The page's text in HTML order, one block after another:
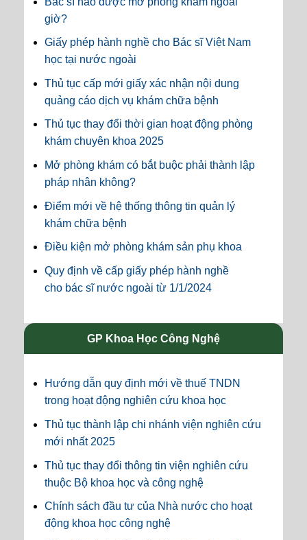
giờ?
Giấy phép hành nghề cho Bác sĩ Việt Nam
học tại nước ngoài
Thủ tục cấp mới giấy xác nhận nội dung
quảng cáo dịch vụ khám chữa bệnh
Thủ tục thay đổi thời gian hoạt động phòng
khám chuyên khoa 2025
Mở phòng khám có bắt buộc phải thành lập
pháp nhân không?
Điểm mới về hệ thống thông tin quản lý
khám chữa bệnh
Điều kiện mở phòng khám sản phụ khoa
Quy định về cấp giấy phép hành nghề
cho bác sĩ nước ngoài từ 1/1/2024
GP Khoa Học Công Nghệ
Hướng dẫn quy định mới về thuế TNDN
trong hoạt động nghiên cứu khoa học
Thủ tục thành lập chi nhánh viện nghiên cứu
mới nhất 2025
Thủ tục thay đổi thông tin viện nghiên cứu
thuộc Bộ khoa học và công nghệ
Chính sách đầu tư của Nhà nước cho hoạt
động khoa học công nghệ